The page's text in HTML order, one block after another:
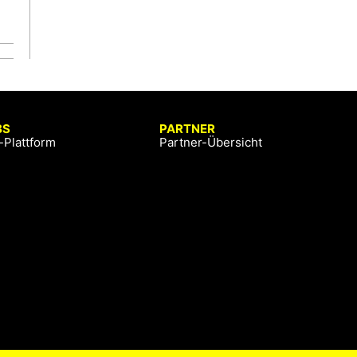
Plattform
PARTNER
Partner-Übersicht